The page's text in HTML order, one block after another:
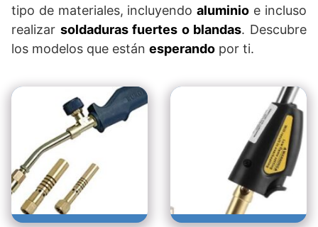
tipo de materiales, incluyendoaluminio e incluso
realizar soldaduras fuertes o blandas. Descubre
los modelos que están esperando por ti.